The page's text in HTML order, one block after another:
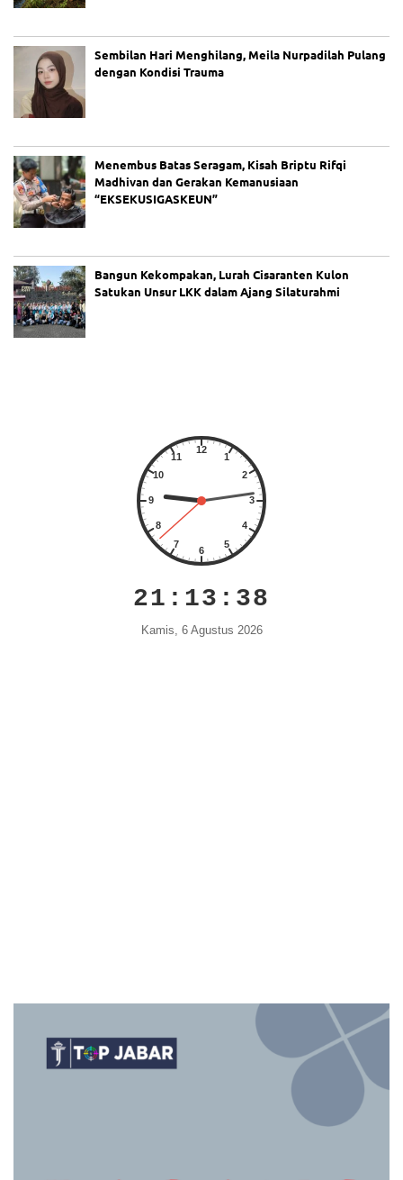
Sembilan Hari Menghilang, Meila Nurpadilah Pulang
dengan Kondisi Trauma
Menembus Batas Seragam, Kisah Briptu Rifqi
Madhivan dan Gerakan Kemanusiaan
“EKSEKUSIGASKEUN”
Bangun Kekompakan, Lurah Cisaranten Kulon
Satukan Unsur LKK dalam Ajang Silaturahmi
21:13:38
Kamis, 6 Agustus 2026